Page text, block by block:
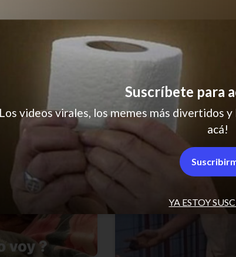
YA ESTOY
Suscríbete para
Los videos virales, los memes más divertidos
acá!